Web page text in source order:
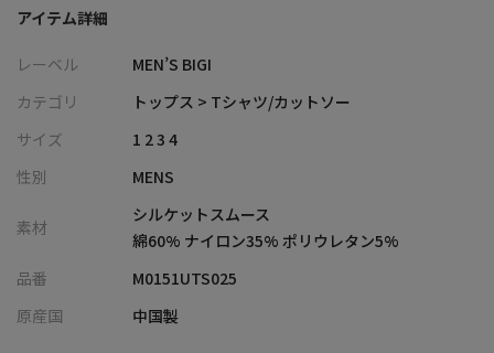
ちながら、盛夏にも最適な高機能が揃った万能スマートインナー
【デザイン/素材】
布帛の立体的なパターンをカットソーに応用し、袖付けをアーム
ェアライン。
生地には適度な厚みがあり、光沢感と滑らかさを与えるシルケッ
ト加工を施したスムース素材で、ドレスシーンにもぴったりの上
品な仕上がりです。
さらにUVカット機能をプラスし、日差しからもしっかりと肌を守
ります。
アイテム詳細
レーベル
MEN’S BIGI
カテゴリ
トップス > Tシャツ/カットソー
サイズ
1 2 3 4
性別
MENS
素材
シルケットスムース
綿60% ナイロン35% ポリウレタン5%
品番
M0151UTS025
原産国
中国製